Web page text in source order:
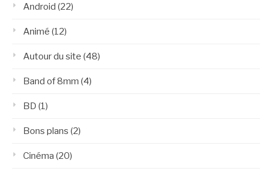
Android (22)
Animé (12)
Autour du site (48)
Band of 8mm (4)
BD (1)
Bons plans (2)
Cinéma (20)